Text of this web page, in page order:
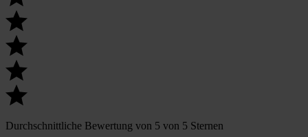
Durchschnittliche Bewertung von 5 von 5 Sternen